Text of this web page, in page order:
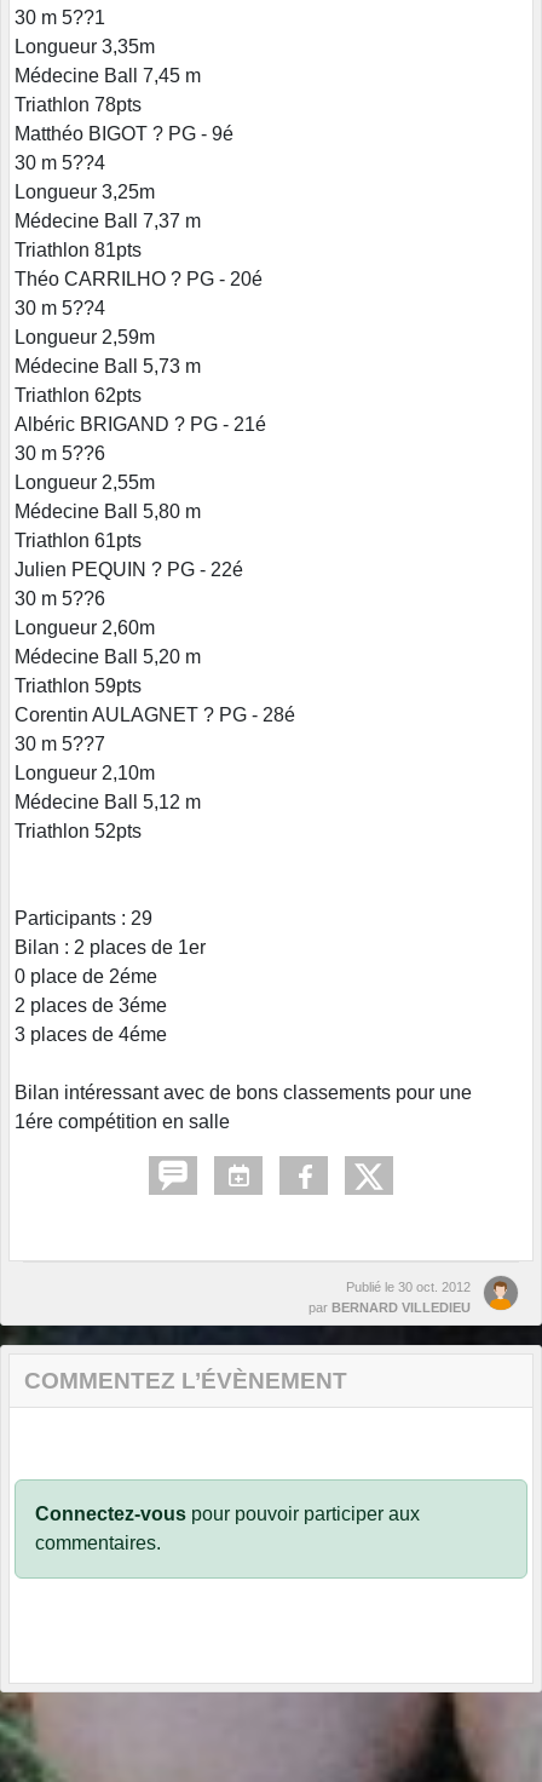
30 m 5??1
Longueur 3,35m
Médecine Ball 7,45 m
Triathlon 78pts
Matthéo BIGOT ? PG - 9é
30 m 5??4
Longueur 3,25m
Médecine Ball 7,37 m
Triathlon 81pts
Théo CARRILHO ? PG - 20é
30 m 5??4
Longueur 2,59m
Médecine Ball 5,73 m
Triathlon 62pts
Albéric BRIGAND ? PG - 21é
30 m 5??6
Longueur 2,55m
Médecine Ball 5,80 m
Triathlon 61pts
Julien PEQUIN ? PG - 22é
30 m 5??6
Longueur 2,60m
Médecine Ball 5,20 m
Triathlon 59pts
Corentin AULAGNET ? PG - 28é
30 m 5??7
Longueur 2,10m
Médecine Ball 5,12 m
Triathlon 52pts
Participants : 29
Bilan : 2 places de 1er
0 place de 2éme
2 places de 3éme
3 places de 4éme
Bilan intéressant avec de bons classements pour une
1ére compétition en salle
Publié le 30 oct. 2012
par BERNARD VILLEDIEU
COMMENTEZ L’ÉVÈNEMENT
Connectez-vous pour pouvoir participer aux
commentaires.